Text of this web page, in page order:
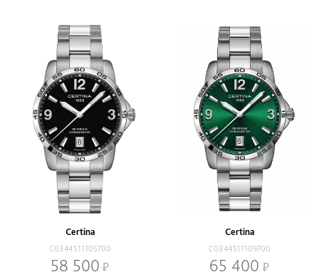
Certina
C0344511105700
58 500
Certina
C0344511109700
65 400